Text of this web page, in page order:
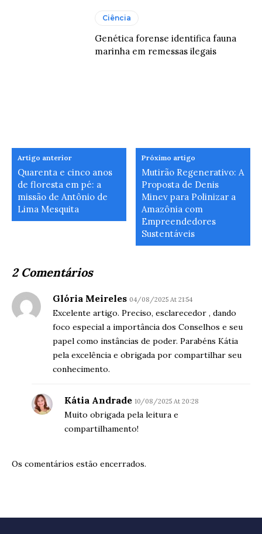
Ciência
Genética forense identifica fauna
marinha em remessas ilegais
Artigo anterior
Quarenta e cinco anos
de floresta em pé: a
missão de Antônio de
Lima Mesquita
Próximo artigo
Mutirão Regenerativo: A
Proposta de Denis
Minev para Polinizar a
Amazônia com
Empreendedores
Sustentáveis
2 Comentários
Glória Meireles 04/08/2025 At 21:54
Excelente artigo. Preciso, esclarecedor , dando
foco especial a importância dos Conselhos e seu
papel como instâncias de poder. Parabéns Kátia
pela excelência e obrigada por compartilhar seu
conhecimento.
Kátia Andrade 10/08/2025 At 20:28
Muito obrigada pela leitura e
compartilhamento!
Os comentários estão encerrados.